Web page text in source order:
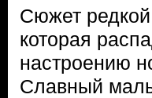
Сюжет
которая
настроению
Славный